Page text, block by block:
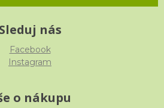
Sleduj nás
Facebook
Instagram
o nákupu